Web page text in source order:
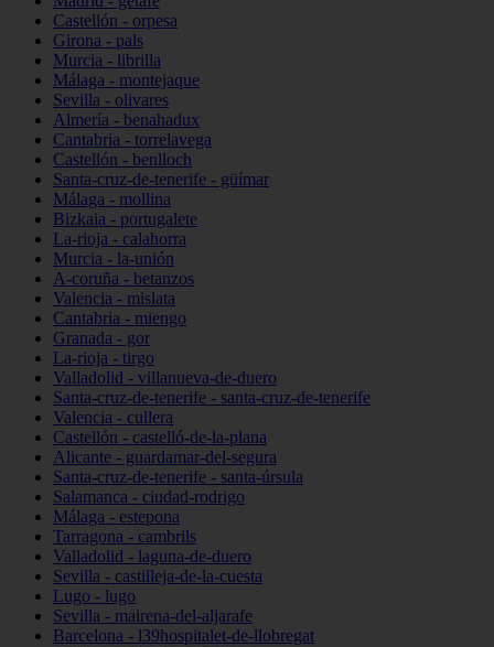
Castellón - orpesa
Girona - pals
Murcia - librilla
Málaga - montejaque
Sevilla - olivares
Almería - benahadux
Cantabria - torrelavega
Castellón - benlloch
Santa-cruz-de-tenerife - güímar
Málaga - mollina
Bizkaia - portugalete
La-rioja - calahorra
Murcia - la-unión
A-coruña - betanzos
Valencia - mislata
Cantabria - miengo
Granada - gor
La-rioja - tirgo
Valladolid - villanueva-de-duero
Santa-cruz-de-tenerife - santa-cruz-de-tenerife
Valencia - cullera
Castellón - castelló-de-la-plana
Alicante - guardamar-del-segura
Santa-cruz-de-tenerife - santa-úrsula
Salamanca - ciudad-rodrigo
Málaga - estepona
Tarragona - cambrils
Valladolid - laguna-de-duero
Sevilla - castilleja-de-la-cuesta
Lugo - lugo
Sevilla - mairena-del-aljarafe
Barcelona - l39hospitalet-de-llobregat